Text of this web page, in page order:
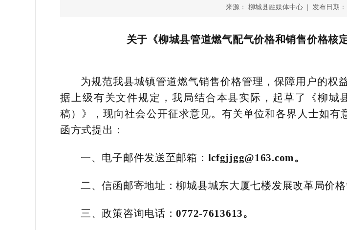
来源： 柳城县融媒体中心 | 发布日期
关于《柳城县管道燃气配气价格和销售价格核
为规范我县城镇管道燃气销售价格管理，保障用户的权
据上级有关文件规定，我局结合本县实际，起草了《柳
稿）》，现向社会公开征求意见。有关单位和各界人士如
函方式提出：
一、电子邮件发送至邮箱： lcfgjjgg@163.com。
二、信函邮寄地址：柳城县城东大厦七楼发展改革局价格
三、政策咨询电话：0772-7613613。